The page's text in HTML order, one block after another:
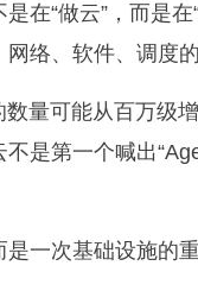
在“做云”，而是
络、软件、调度
量可能从百万级
是第一个喊出
一次基础设施的重